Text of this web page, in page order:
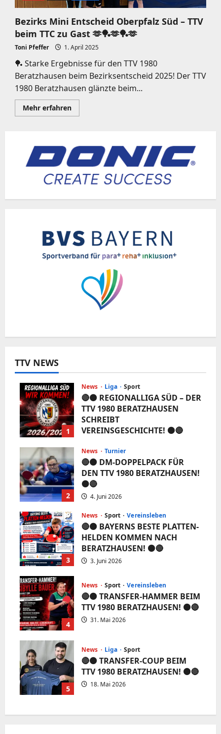
Bezirks Mini Entscheid Oberpfalz Süd – TTV
beim TTC zu Gast 🫶🏓🫶🏓🫶
Toni Pfeffer 1. April 2025
🏓 Starke Ergebnisse für den TTV 1980
Beratzhausen beim Bezirksentscheid 2025! Der TTV
1980 Beratzhausen glänzte beim...
Mehr erfahrenMehr
Informationen
Oberpfalz
Süd
TTV
beim
TTC
Gast
🫶
TTV NEWS
1
News Liga Sport
🔴⚫️ REGIONALLIGA SÜD – DER
TTV 1980 BERATZHAUSEN
SCHREIBT
VEREINSGESCHICHTE! ⚫️🔴
2
News Turnier
🔴⚫️ DM-DOPPELPACK FÜR
DEN TTV 1980 BERATZHAUSEN!
⚫️🔴
4. Juni 2026
3
News Sport Vereinsleben
🔴⚫️ BAYERNS BESTE PLATTEN-
HELDEN KOMMEN NACH
BERATZHAUSEN! ⚫️🔴
3. Juni 2026
4
News Sport Vereinsleben
🔴⚫️ TRANSFER-HAMMER BEIM
TTV 1980 BERATZHAUSEN! ⚫️🔴
31. Mai 2026
5
News Liga Sport
🔴⚫️ TRANSFER-COUP BEIM
TTV 1980 BERATZHAUSEN! ⚫️🔴
18. Mai 2026